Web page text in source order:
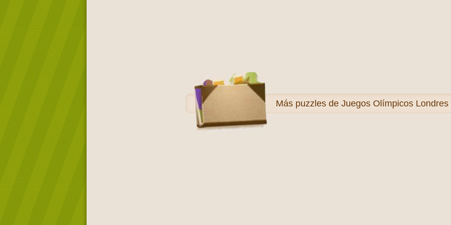
Más puzzles de Juegos Olímpicos Londres